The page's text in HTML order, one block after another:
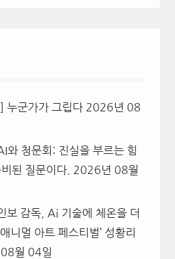
누군가가 그립다 2026년 08
와 청문회: 진실을 부르는 힘
된 질문이다.
2026년 08월
보 감독, Ai 기술에 체온을 더
니멀 아트 페스티벌’ 성황리
월 04일